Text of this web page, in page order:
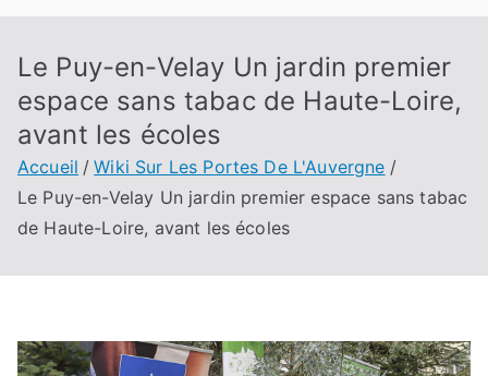
Le Puy-en-Velay Un jardin premier
espace sans tabac de Haute-Loire,
avant les écoles
Accueil
Wiki Sur Les Portes De L'Auvergne
Le Puy-en-Velay Un jardin premier espace sans tabac
de Haute-Loire, avant les écoles